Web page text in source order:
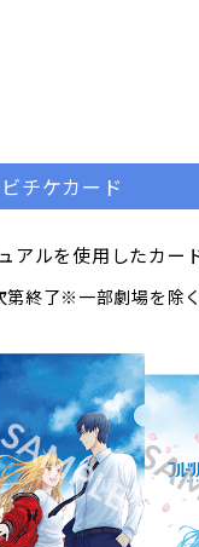
チケカード
アルを使用したカー
終了※一部劇場を除く